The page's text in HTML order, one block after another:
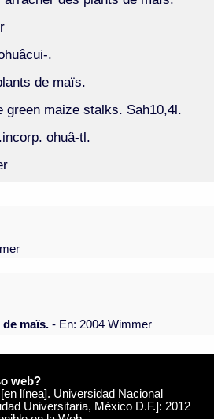
.
de maïs.
green maize stalks. Sah10,4l.
ohuâ-tl.
maïs. - En: 2004 Wimmer
web?
línea]. Universidad Nacional
Universitaria, México D.F.]: 2012